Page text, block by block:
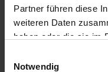
Partner führen diese
weiteren Daten
haben oder die sie im
Notwendig